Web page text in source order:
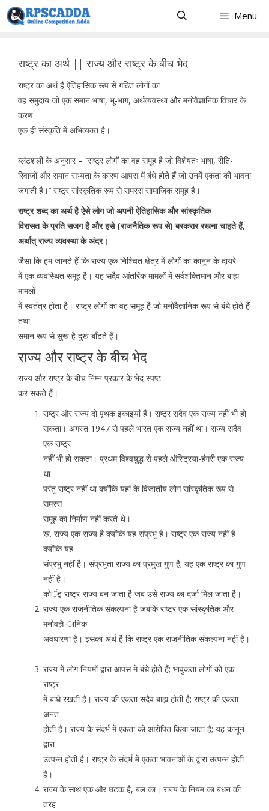
Skip
to
Menu
राष्ट्र का अर्थ || राज्य और राष्ट्र के बीच भेद
राष्ट्र का अर्थ है ऐतिहासिक रूप से गठित लोगों का
वह समुदाय जो एक समान भाषा, भू-भाग, अर्थव्यवस्था और मनोवैज्ञानिक विचार के
करण
एक ही संस्कृति में अभिव्यक्त है।
ब्लंटशली के अनुसार – ‘‘राष्ट्र लोगों का वह समूह है जो विशेषतः भाषा, रीति-
रिवाजों और समान सभ्यता के कारण आपस में बंधे होते हैं जो उनमें एकता की भावना
जगाती है।’’ राष्ट्र सांस्कृतिक रूप से समरस सामाजिक समूह है।
राष्ट्र शब्द का अर्थ है ऐसे लोग जो अपनी ऐतिहासिक और सांस्कृतिक
विरासत के प्रति सजग है और इसे (राजनैतिक रूप से) बरकरार रखना चाहते हैं,
अर्थात् राज्य व्यवस्था के अंदर।
जैसा कि हम जानते हैं कि राज्य एक निश्चित क्षेत्र में लोगों का कानून के दायरे
में एक व्यवस्थित समूह है। यह सदैव आंतरिंक मामलों में सर्वशक्तिमान और बाह्य
मामलों
में स्वतंत्र होता है। राष्ट्र लोगों का वह समूह है जो मनोवैज्ञानिक रूप से बंधे होते हैं
तथा
समान रूप से सुख है दुख बाँटते हैं।
राज्य और राष्ट्र के बीच भेद
राज्य और राष्ट्र के बीच निम्न प्रकार के भेद स्पष्ट
कर सकते हैं।
राष्ट्र और राज्य दो पृथक इकाइयां हैं। राष्ट्र सदैव एक राज्य नहीं भी हो
सकता। अगस्त 1947 से पहले भारत एक राज्य नहीं था। राज्य सदैव
एक राष्ट्र
नहीं भी हो सकता। प्रथम विश्वयुद्ध से पहले ऑस्ट्रिया-हंगरी एक राज्य
था
परंतु राष्ट्र नहीं था क्योंकि यहां के विजातीय लोग सांस्कृतिक रूप से
समरस
समूह का निर्माण नहीं करते थे।
ख. राज्य एक राज्य है क्योंकि यह संप्रभु है। राष्ट्र एक राज्य नहीं है
क्योंकि यह
संप्रभु नहीं है। संप्रभुता राज्य का प्रमुख गुण है; यह एक राष्ट्र का गुण
नहीं है।
कोर्इ राष्ट्र-राज्य बन जाता है जब उसे राज्य का दर्जा मिल जाता है।
राज्य एक राजनीतिक संकल्पना है जबकि राष्ट्र एक सांस्कृतिक और
मनोवज्ञै ानिक
अवधारणा है। इसका अर्थ है कि राष्ट्र एक राजनीतिक संकल्पना नहीं है।
राज्य में लोग नियमों द्वारा आपस मे बंधे होते हैं; भावुकता लोगों को एक
राष्ट्र
में बांधे रखती है। राज्य की एकता सदैव बाह्य होती है; राष्ट्र की एकता
अनंत
होती है। राज्य के संदर्भ में एकता को आरोपित किया जाता है; यह कानून
द्वारा
उत्पन्न होती है। राष्ट्र के संदर्भ में एकता भावनाओं के द्वारा उत्पन्न होती
है।
राज्य के साथ एक और घटक है, बल का। राज्य के नियम का बंधन की
तरह